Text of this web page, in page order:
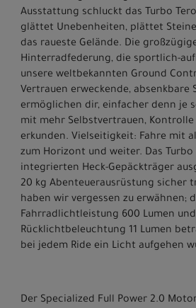
Ausstattung schluckt das Turbo
glättet Unebenheiten, plättet
das raueste Gelände. Die
Hinterradfederung, die sportlich-
unsere weltbekannten Ground
Vertrauen erweckende, absenkbare
ermöglichen dir, einfacher denn je
mit mehr Selbstvertrauen,
erkunden. Vielseitigkeit: Fahre mit
zum Horizont und weiter. Das
integrierten Heck-Gepäckträger
20 kg Abenteuerausrüstung sicher
haben wir vergessen zu erwähnen;
Fahrradlichtleistung 600 Lumen
Rücklichtbeleuchtung 11 Lumen
bei jedem Ride ein Licht aufgehen
Der Specialized Full Power 2.0